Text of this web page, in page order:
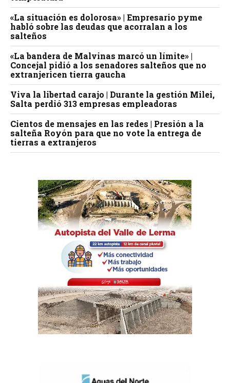
«La situación es dolorosa» | Empresario pyme
habló sobre las deudas que acorralan a los
salteños
«La bandera de Malvinas marcó un límite» |
Concejal pidió a los senadores salteños que no
extranjericen tierra gaucha
Viva la libertad carajo | Durante la gestión Milei,
Salta perdió 313 empresas empleadoras
Cientos de mensajes en las redes | Presión a la
salteña Royón para que no vote la entrega de
tierras a extranjeros